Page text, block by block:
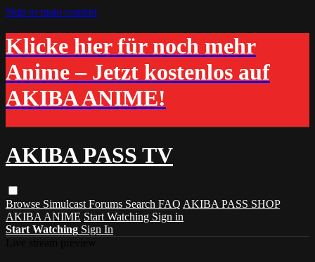
Skip to main content
Klicke hier für noch mehr
Anime – Jetzt kostenlos auf
AKIBA ANIME!
AKIBA PASS TV
Browse Simulcast Forums Search FAQ AKIBA PASS SHOP
AKIBA ANIME Start Watching Sign in
Start Watching Sign In